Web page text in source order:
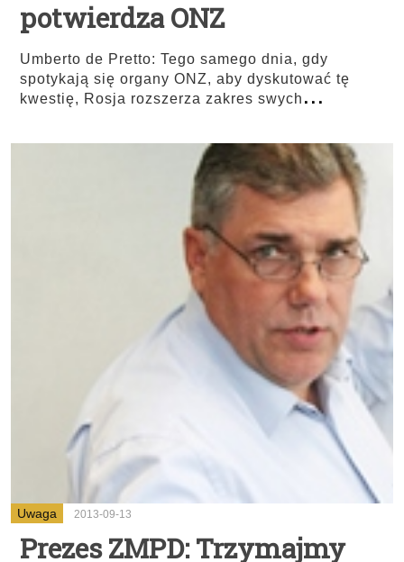
potwierdza ONZ
Umberto de Pretto: Tego samego dnia, gdy
spotykają się organy ONZ, aby dyskutować tę
kwestię, Rosja rozszerza zakres swych ...
Uwaga 2013-09-13
Prezes ZMPD: Trzymajmy